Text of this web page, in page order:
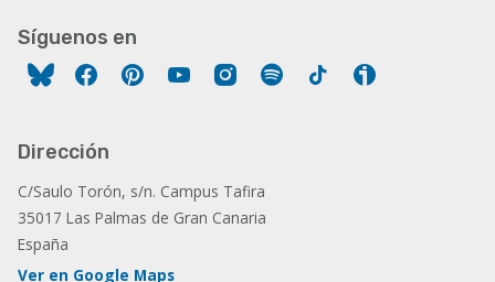
Síguenos en
FacebookPinterestYouTubeInstagram
Spotify Tiktok
Dirección
C/Saulo Torón, s/n. Campus Tafira
35017 Las Palmas de Gran Canaria
España
Ver en Google Maps